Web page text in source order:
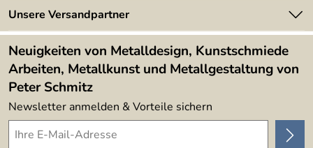
Newsletter
Lieferbedingungen
Kundenbewertungen (394)
4,9/5
Unsere Versandpartner
Neuigkeiten von Metalldesign, Kunstschmiede
Arbeiten, Metallkunst und Metallgestaltung von
Peter Schmitz
Newsletter anmelden & Vorteile sichern